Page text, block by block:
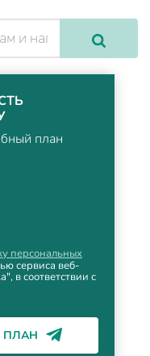
план
персональных
сервиса веб-
в соответствии с
ПЛАН